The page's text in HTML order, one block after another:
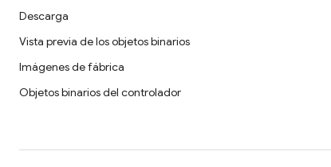
Descarga
Vista previa de los objetos binarios
Imágenes de fábrica
Objetos binarios del controlador